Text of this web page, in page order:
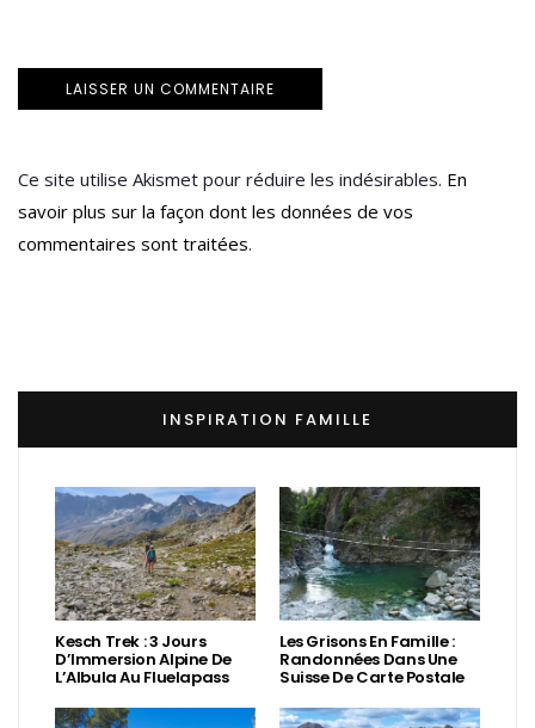
Ce site utilise Akismet pour réduire les indésirables. En
savoir plus sur la façon dont les données de vos
commentaires sont traitées.
INSPIRATION FAMILLE
Kesch Trek : 3 Jours
D’Immersion Alpine De
L’Albula Au Fluelapass
Les Grisons En Famille :
Randonnées Dans Une
Suisse De Carte Postale